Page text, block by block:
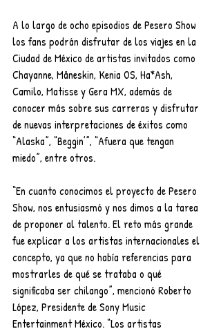
A lo largo de ocho episodios de Pesero Show
los fans podrán disfrutar de los viajes en la
Ciudad de México de artistas invitados como ​​
Chayanne, Måneskin, Kenia OS, Ha*Ash,
Camilo, Matisse y Gera MX, además de
conocer más sobre sus carreras y disfrutar
de nuevas interpretaciones de éxitos como
“Alaska”, “Beggin’”, “Afuera que tengan
miedo”, entre otros.
“En cuanto conocimos el proyecto de Pesero
Show, nos entusiasmó y nos dimos a la tarea
de proponer al talento. El reto más grande
fue explicar a los artistas internacionales el
concepto, ya que no había referencias para
mostrarles de qué se trataba o qué
significaba ser chilango”, mencionó Roberto
López, Presidente de Sony Music
Entertainment México. “Los artistas